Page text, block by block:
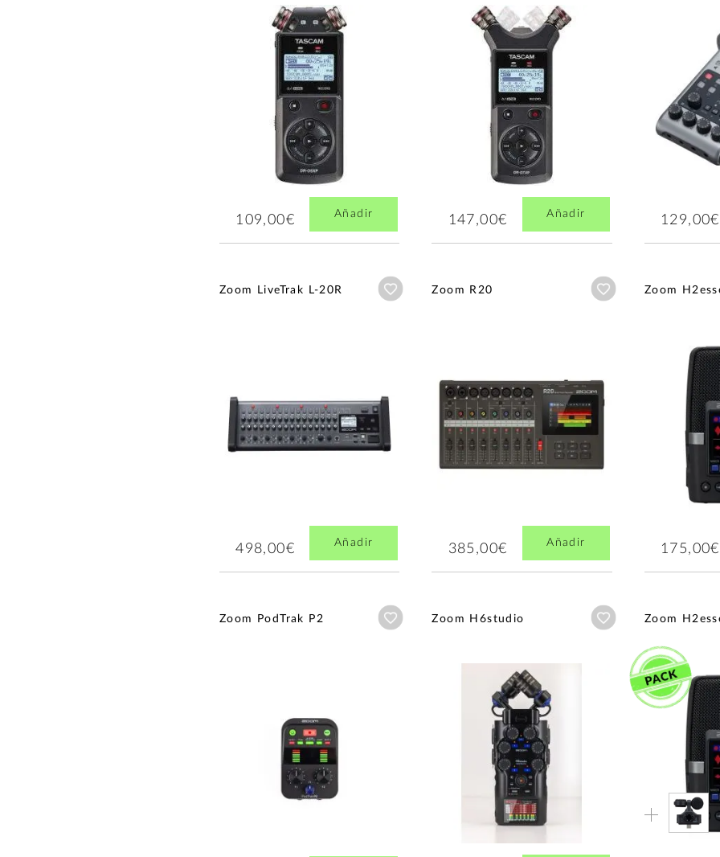
109,00€ Añadir 147,00€ Añadir 129,00€
Zoom LiveTrak L-20R Añadir a wishlist
498,00€ Añadir
Zoom R20 Añadir a wishlist
385,00€ Añadir
Zoom
175,00€
Zoom PodTrak P2 Añadir a wishlist
Zoom H6studio Añadir a wishlist
Zoom